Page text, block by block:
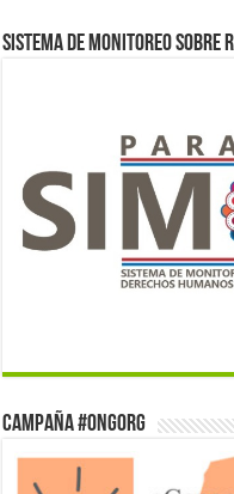
Sistema de monitoreo sobre
Campaña #ONGorg